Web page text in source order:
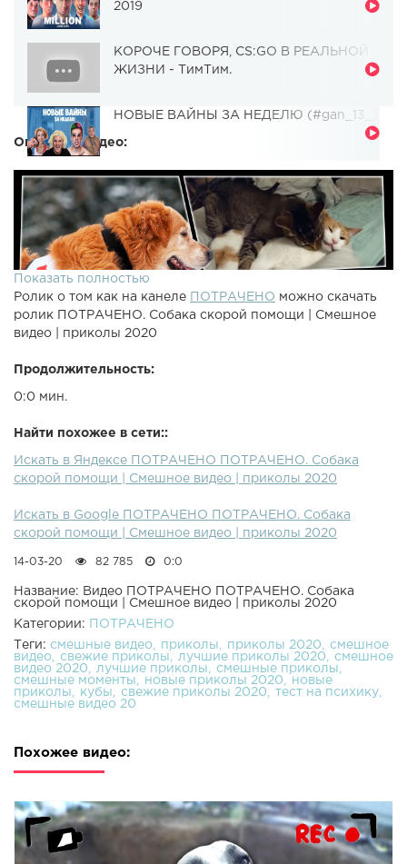
2019
КОРОЧЕ ГОВОРЯ, CS:GO В РЕАЛЬНОЙ
ЖИЗНИ - ТимТим.
НОВЫЕ ВАЙНЫ ЗА НЕДЕЛЮ (#gan_13_)
Описание видео:
Показать полностью
Ролик о том как на канеле
ПОТРАЧЕНО можно скачать
ролик ПОТРАЧЕНО. Собака скорой помощи | Смешное
видео | приколы 2020
Продолжительность:
0:0 мин.
Найти похожее в сети::
Искать в Яндексе ПОТРАЧЕНО ПОТРАЧЕНО. Собака
скорой помощи | Смешное видео | приколы 2020
Искать в Google ПОТРАЧЕНО ПОТРАЧЕНО. Собака
скорой помощи | Смешное видео | приколы 2020
14-03-20 82 785 0:0
Название: Видео ПОТРАЧЕНО ПОТРАЧЕНО. Собака
скорой помощи | Смешное видео | приколы 2020
Категории:
ПОТРАЧЕНО
Теги: смешные видео приколы приколы 2020
смешное
видео
свежие приколы лучшие приколы 2020
смешное
видео 2020
лучшие приколы
смешные приколы
смешные моменты
новые приколы 2020
новые
приколы
кубы свежие приколы 2020
тест на психику
смешные видео 20
Похожее видео: